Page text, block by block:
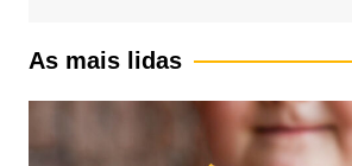
As mais lidas